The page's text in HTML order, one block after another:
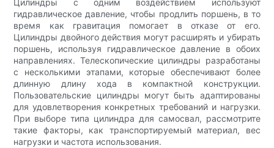
Цилиндры с одним воздействием используют
гидравлическое давление, чтобы продлить поршень, в то
время как гравитация помогает в отказе от его.
Цилиндры двойного действия могут расширять и убирать
поршень, используя гидравлическое давление в обоих
направлениях. Телескопические цилиндры разработаны
с несколькими этапами, которые обеспечивают более
длинную длину хода в компактной конструкции.
Пользовательские цилиндры могут быть адаптированы
для удовлетворения конкретных требований и нагрузки.
При выборе типа цилиндра для самосвал, рассмотрите
такие факторы, как транспортируемый материал, вес
нагрузки и частота использования.